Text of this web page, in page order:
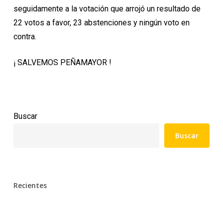
seguidamente a la votación que arrojó un resultado de
22 votos a favor, 23 abstenciones y ningún voto en
contra.
¡ SALVEMOS PEÑAMAYOR !
Buscar
Buscar
Recientes